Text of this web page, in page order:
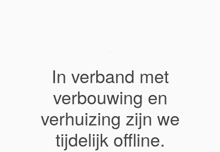
In verband met
verbouwing en
verhuizing zijn we
tijdelijk offline.